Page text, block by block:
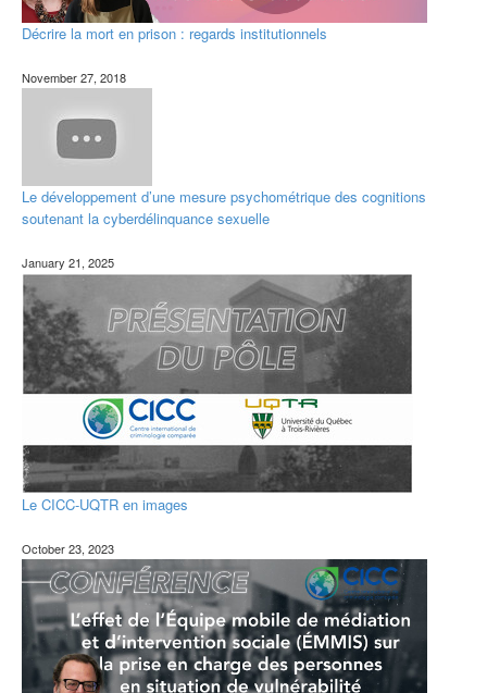
Décrire la mort en prison : regards institutionnels
November 27, 2018
Le développement d’une mesure psychométrique des cognitions
soutenant la cyberdélinquance sexuelle
January 21, 2025
Le CICC-UQTR en images
October 23, 2023